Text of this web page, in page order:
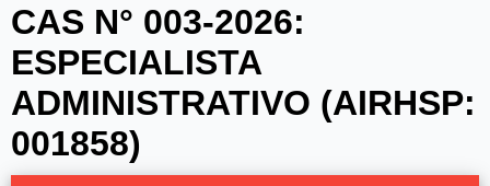
CAS N° 003-2026:
ESPECIALISTA
ADMINISTRATIVO (AIRHSP:
001858)